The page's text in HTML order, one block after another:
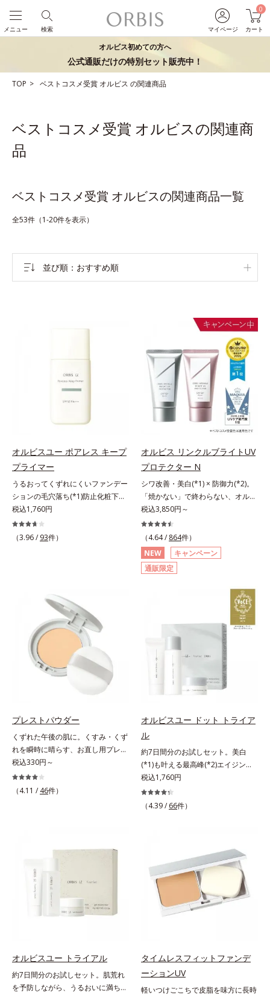
マイページ
0
カート
検索
メニュー
オルビス初めての方へ
公式通販だけの特別セット販売中！
TOP ベストコスメ受賞 オルビス の関連商品
ベストコスメ受賞 オルビスの関連商
品
ベストコスメ受賞 オルビスの関連商品一覧
全53件（1-20件を表示）
並び順 おすすめ順
オルビスユー ポアレス キープ
プライマー
うるおってくずれにくいファンデー
ションの毛穴落ち(*1)防止化粧下
地。ファンデーションの毛穴落ち
(*1)防止化粧下地です。毛穴
1/10000サイズのマイクロカバー成
と皮脂のバランスを整え、乾燥＆ベ
タつきレスに。さらに毛穴周りの肌
にうるおいを与え、キュッと引き締
め＆ハリ感をUPさせます。また皮
脂を感知するとギュッと固まる膜を
採用。ファンデーションのくずれや
毛穴落ちを防ぎ、キレイが長持ちし
ます。軽やかにのびるリキッドが肌
ぱらないここちよい密着感で、さま
ざまなタイプのファンデと併用でき
ます。毛穴が気になる箇所への部分
使いもOK。*1 ファンデーションが
くずれて毛穴に落ちること*2 酸化
チタン配合＝カバー力向上成分*3
税込1,760円
（3.96 / 93件）
オルビス リンクルブライトUV
プロテクター N
シワ改善・美白(*1) × 防御力(*2)。
「焼かない」で終わらない、オルビ
ス最高峰(*3)日焼け止め。シワ改
善・美白(*1) × 防御力(*2)「焼かな
い」で終わらないオルビス最高峰
(*3)顔用日焼け止めです。ポーラ化
成の独自研究による、紫外線に反応
して強固な膜を形成する技術「瞬間
(*4)」を搭載。紫外線を浴びた膜が
厚く強靭に進化することで、紫外線
が強い環境でも汗やくずれから肌を
守り、美容成分(*5)の浸透を促進
(*6)します。有効成分「ナイアシン
アミド」配合。真皮のコラーゲン産
生を促進し今あるシワを改善。メラ
ニンの受け渡しを抑制することで、
プローチ。保湿成分が日中の肌にも
うるおいを与え、明るくなめらかな
肌へ導きます。さらに落ちにくくす
るとキシキシし、塗りごこちを優先
すると膜がくずれやすくなる日焼け
止めのジレンマを解消すべく試作を
重ね、落ちにくくのびのよいみずみ
PA++++という高い紫外線カット力
ながら、白浮きしにくい処方に。シ
ワ改善・美白を叶えながら、紫外線
を味方にしてあなたの肌を守る最高
峰顔用日焼け止めです。*1 メラニ
ンの生成を抑え、シミ・ソバカスを
ビス内最高の紫外線カットレベル*4
紫外線に瞬時に反応して、膜が厚く
なり始めることおよび表面に新たな
膜ができ始めることで膜が強くくず
税込3,850円～
（4.64 / 864件）
NEW
キャンペーン
通販限定
プレストパウダー
くずれた午後の肌に。くすみ・くず
れを瞬時に晴らす、お直し用プレス
トパウダー。くすみ・くずれを瞬時
に晴らす、お直し用のプレストパウ
ダーです。朝のメイクから時間が経
ションのすき間にフィットし、凹凸
お直しと同時にうるおいを補給。さ
らに余分な皮脂を吸着して、水分と
皮脂のバランスをコントロールし、
メイクがくずれにくい肌へ。“立て
み、ポンポンするだけでキレイが復
活します。リキッド、クッション、
パウダー、どんなファンデーション
の上に重ねてもOK。携帯に便利な
税込330円～
（4.11 / 46件）
オルビスユー ドット トライア
ル
約7日間分のお試しセット。美白
(*1)も叶える最高峰(*2)エイジング
ケア(*3)。ハリも透明感(*4)も結果
主義。年齢サイン(*5)の因子に着目
した肌科学エイジングケア(*3)シリ
ることの根本原因に着目。加齢とと
もに現れる年齢サイン(*5)について
研究を進めたところ、弾力感のない
状態である「ハリのなさ」や、くす
み(*6)などが現れている状態である
「透明感のなさ」が現れることで大
ビスユー ドットシリーズは美容成
ター(*8)」を配合。そして、従来か
ら配合している美白有効成分「トラ
税込1,760円
（4.39 / 66件）
オルビスユー トライアル
約7日間分のお試しセット。肌荒れ
を予防しながら、うるおいに満ちた
タイムレスフィットファンデ
ーションUV
軽いつけごこちで皮脂を味方に長時